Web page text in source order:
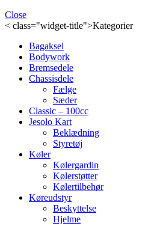
Close
< class="widget-title">Kategorier
Bagaksel
Bodywork
Bremsedele
Chassisdele
Fælge
Sæder
Classic – 100cc
Jesolo Kart
Beklædning
Styretøj
Køler
Kølergardin
Kølerstøtter
Kølertilbehør
Køreudstyr
Beskyttelse
Hjelme